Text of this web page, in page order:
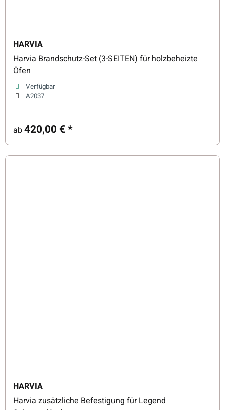
HARVIA
Harvia Brandschutz-Set (3-SEITEN) für holzbeheizte
Öfen
Verfügbar
A2037
ab420,00 €*
HARVIA
Harvia zusätzliche Befestigung für Legend